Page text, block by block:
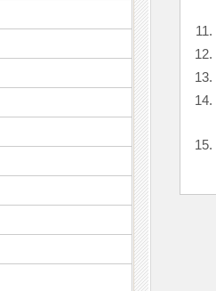
11.
12.
13.
14.
15.